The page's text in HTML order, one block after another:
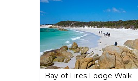
Bay of Fires Lodge Walk